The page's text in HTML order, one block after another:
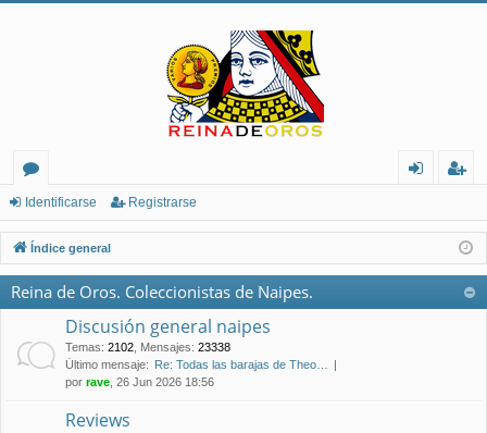
or
os
nt
ifi
ist
ra
Identificarse Registrarse
Índice general
Reina de Oros. Coleccionistas de Naipes.
Discusión general naipes
Temas: 2102 Mensajes: 23338
Último mensaje: Re: Todas las barajas de Theo…
por rave , 26 Jun 2026 18:56
Reviews